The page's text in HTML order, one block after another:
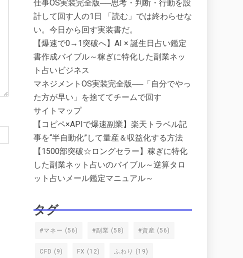
仕事OS実装完全版──思考・判断・行動を設
計して回す人の1日 「読む」では終わらせな
い。今日から回す実装書だ。
【爆速で0→1突破へ】AI × 誕生日占い鑑定
書作成バイブル～稼ぎに特化した副業ネッ
ト占いビジネス
マネジメントOS実装完全版──「自分でやっ
た方が早い」を捨ててチームで回す
サイトマップ
【コピペ×APIで爆速副業】楽天トラベル記
事を“半自動化”して量産＆収益化する方法
【1500部突破☆ロングセラー】稼ぎに特化
した副業ネット占いのバイブル～逆算タロ
ット占いメール鑑定マニュアル～
タグ
#マネー (56) #副業 (58) #資産 (56)
CFD (9) FX (12) ふわり (19)